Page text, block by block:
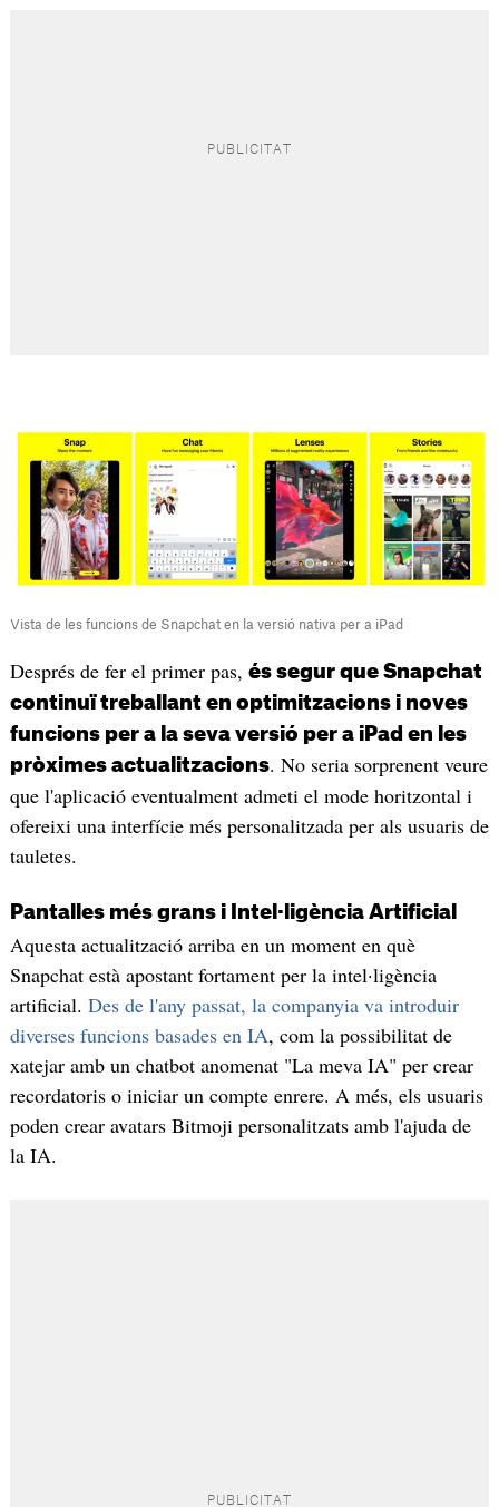
Vista de les funcions de Snapchat en la versió nativa per a iPad
Després de fer el primer pas, és segur que Snapchat
continuï treballant en optimitzacions i noves
funcions per a la seva versió per a iPad en les
pròximes actualitzacions. No seria sorprenent veure
que l'aplicació eventualment admeti el mode horitzontal i
ofereixi una interfície més personalitzada per als usuaris de
tauletes.
Pantalles més grans i Intel·ligència Artificial
Aquesta actualització arriba en un moment en què
Snapchat està apostant fortament per la intel·ligència
artificial. Des de l'any passat, la companyia va introduir
diverses funcions basades en IA, com la possibilitat de
xatejar amb un chatbot anomenat "La meva IA" per crear
recordatoris o iniciar un compte enrere. A més, els usuaris
poden crear avatars Bitmoji personalitzats amb l'ajuda de
la IA.